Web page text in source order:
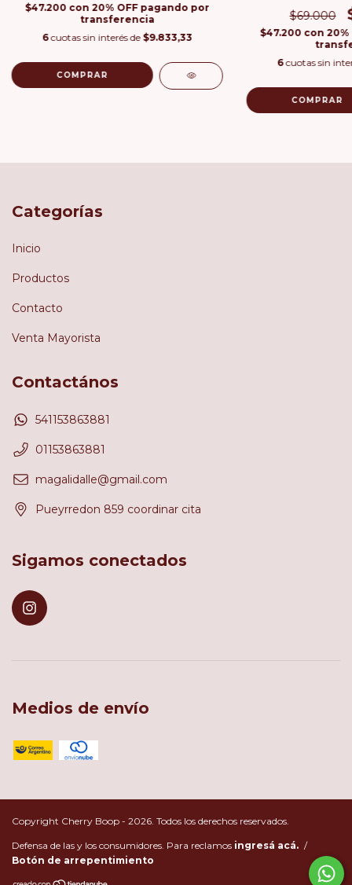
$47.200 con 20% OFF pagando por
transferencia
6 cuotas sin interés de $9.833,33
COMPRAR
$69.000
$47.200 con
6 cuotas sin
COMPRAR
Categorías
Inicio
Productos
Contacto
Venta Mayorista
Contactános
541153863881
01153863881
magalidalle@gmail.com
Pueyrredon 859 coordinar cita
Sigamos conectados
Medios de envío
Copyright Cherry Boop - 2026. Todos los derechos reservados.
Defensa de las y los consumidores. Para reclamos ingresá acá. /
Botón de arrepentimiento